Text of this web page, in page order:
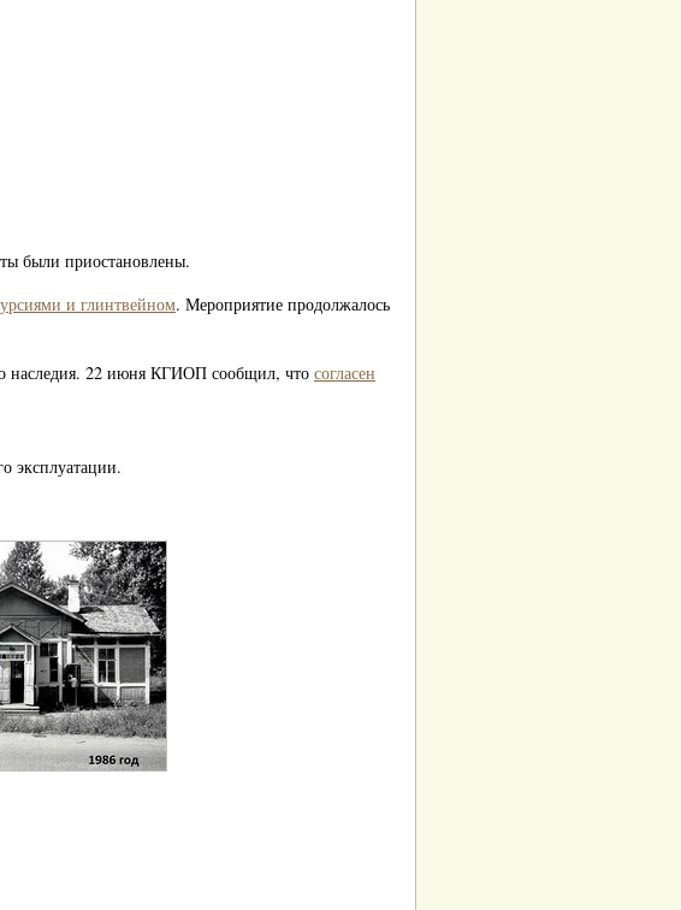
были приостановлены.
и глинтвейном. Мероприятие продолжалось
наследия. 22 июня КГИОП сообщил, что согласен
эксплуатации.